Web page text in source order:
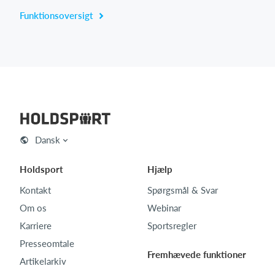
Funktionsoversigt
Dansk
Holdsport
Kontakt
Om os
Karriere
Presseomtale
Artikelarkiv
Hjælp
Spørgsmål & Svar
Webinar
Sportsregler
Fremhævede funktioner